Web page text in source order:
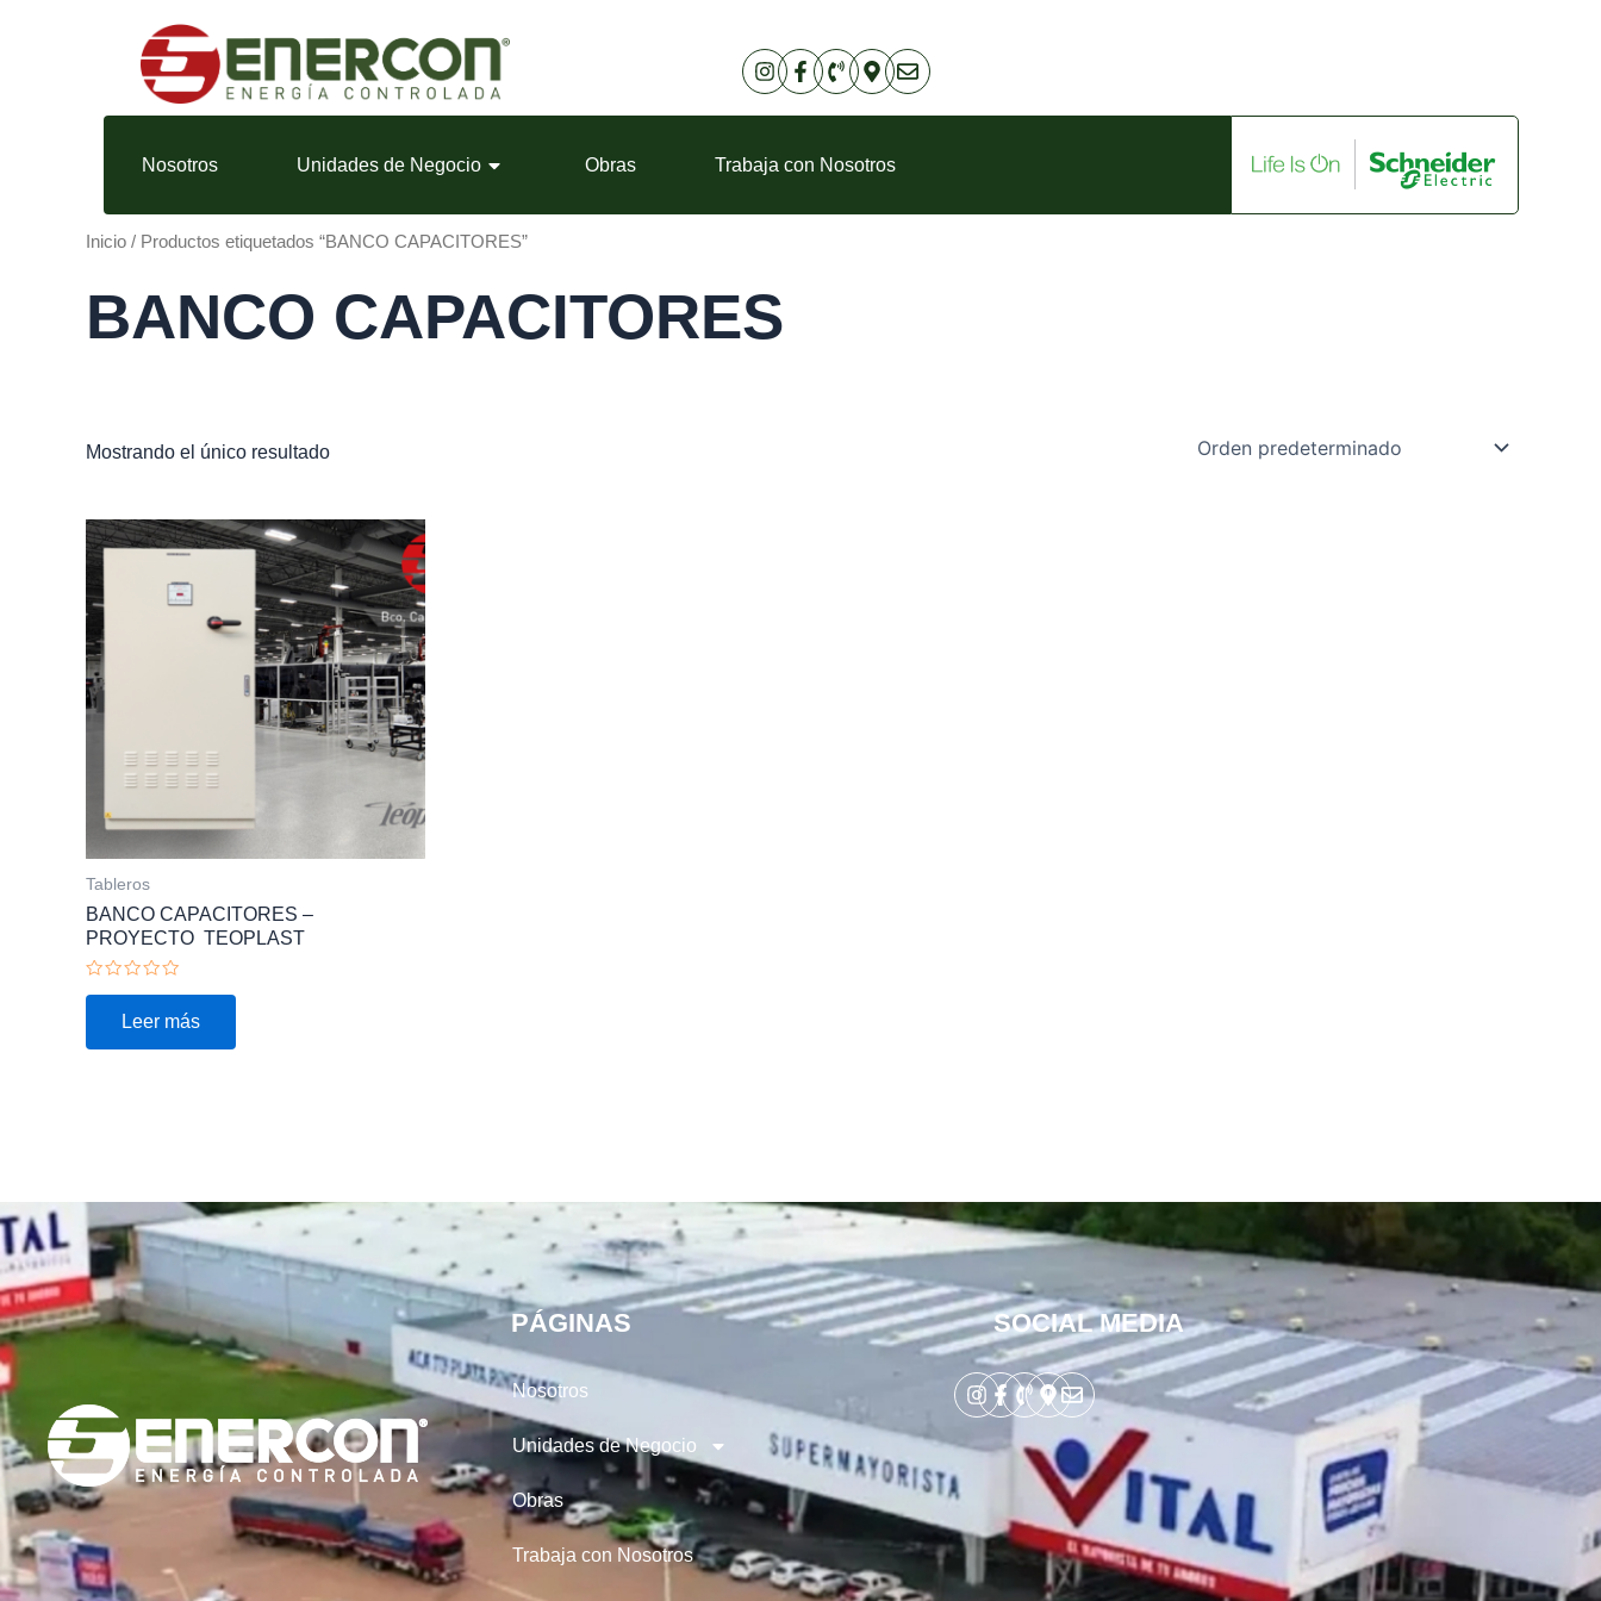
Nosotros Unidades de Negocio Obras Trabaja con Nosotros
Inicio / Productos etiquetados “BANCO CAPACITORES”
BANCO CAPACITORES
Mostrando el único resultado
Tableros
BANCO CAPACITORES –
PROYECTO TEOPLAST
Valorado
5
Leer más
PÁGINAS
Nosotros
Unidades de Negocio
Obras
Trabaja con Nosotros
SOCIAL MEDIA